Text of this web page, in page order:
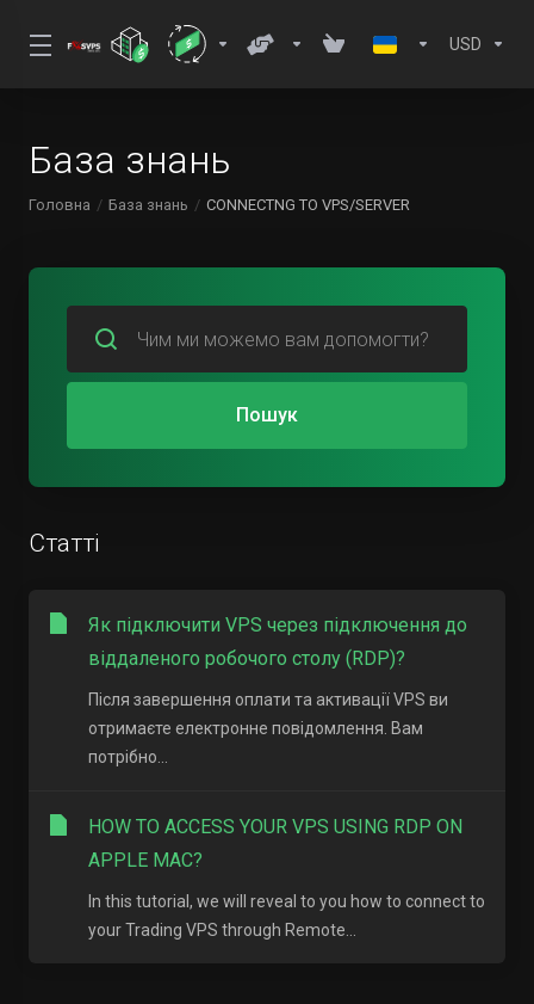
USD
База знань
Головна База знань CONNECTNG TO VPS/SERVER
Пошук
Статті
Як підключити VPS через підключення до
віддаленого робочого столу (RDP)?
Після завершення оплати та активації VPS ви
отримаєте електронне повідомлення. Вам
потрібно...
HOW TO ACCESS YOUR VPS USING RDP ON
APPLE MAC?
In this tutorial, we will reveal to you how to connect to
your Trading VPS through Remote...